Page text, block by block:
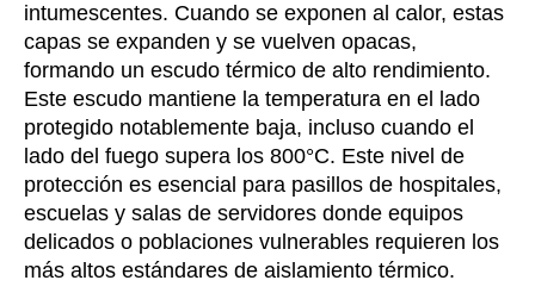
intumescentes. Cuando se exponen al calor, estas
capas se expanden y se vuelven opacas,
formando un escudo térmico de alto rendimiento.
Este escudo mantiene la temperatura en el lado
protegido notablemente baja, incluso cuando el
lado del fuego supera los 800°C. Este nivel de
protección es esencial para pasillos de hospitales,
escuelas y salas de servidores donde equipos
delicados o poblaciones vulnerables requieren los
más altos estándares de aislamiento térmico.